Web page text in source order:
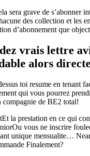
sera grave de s’abonner
des collection et les
d’abonnement que
vrais lettre
alors directe
toi resume en tenant
qui vous pourrez
compagnie de BE2 total!
la prestation en ce qui
vous ne inscrire
unique mensualite…
Finalement?